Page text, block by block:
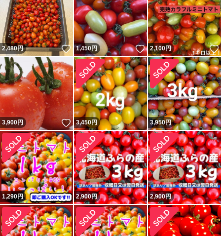
2,480円 いいね！
1,450円 いいね！
2,100円
3,900円 いいね！
3,450円 3,950円
1,290円 2,900円 2,900円